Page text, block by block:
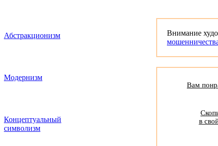
Абстракционизм
Модернизм
Концептуальный
символизм
Внимание
Вам
в